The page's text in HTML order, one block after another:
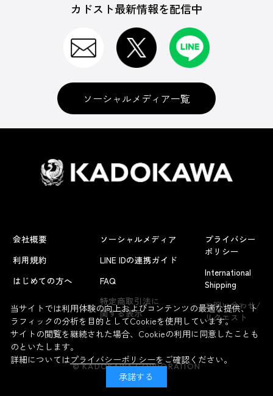
よくあるお問い合わせ
カドスト最新情報を配信中
ソーシャルメディア一覧
会社概要
利用規約
はじめての方へ
ソーシャルメディア
LINE IDの連携ガイド
FAQ
特定商取引法に
関する表示
プライバシー
ポリシー
International
Shipping
お問い合わせ/
リクエスト
© KADOKAWA CORPORATION
当サイトでは利用体験の向上およびコンテンツの最適な提供、ト
ラフィックの分析を目的としてCookieを使用しています。
サイトの閲覧を継続された場合、Cookieの利用に同意したことも
のといたします。
詳細についてはプライバシーポリシーをご確認ください。
承諾する